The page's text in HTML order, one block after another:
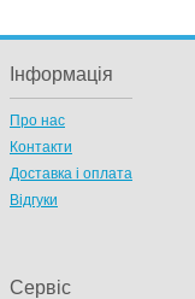
Інформація
Про нас
Контакти
Доставка і оплата
Відгуки
Сервіс